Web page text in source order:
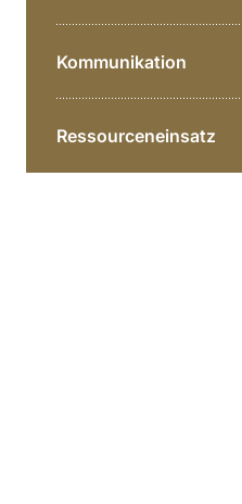
Kommunikation
Ressourceneinsatz